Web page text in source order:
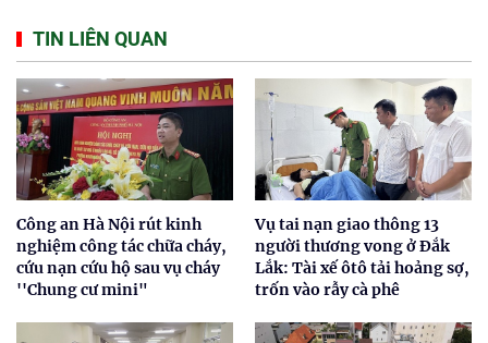
TIN LIÊN QUAN
Công an Hà Nội rút kinh
nghiệm công tác chữa cháy,
cứu nạn cứu hộ sau vụ cháy
''Chung cư mini"
Vụ tai nạn giao thông 13
người thương vong ở Đắk
Lắk: Tài xế ôtô tải hoảng sợ,
trốn vào rẫy cà phê